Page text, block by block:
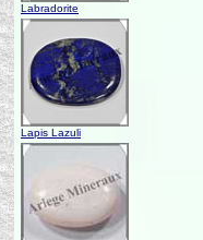
Labradorite
Lapis Lazuli